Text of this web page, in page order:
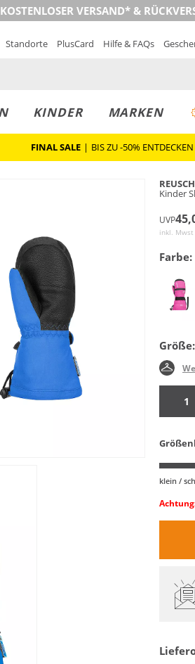
KOSTENLOSER VERSAND* &
Standorte PlusCard Hilfe & FAQs
KINDER MARKEN
FINAL SALE | BIS ZU -50% ENTDECKEN
REUSCH
Kinder
UVP
inkl. Mwst
Farbe:
Größe:
1
klein /